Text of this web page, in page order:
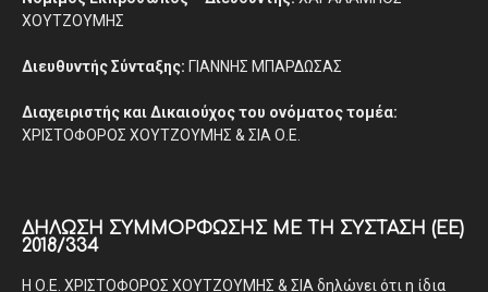
ΧΟΥΤΖΟΥΜΗΣ
Διευθυντής Σύνταξης: ΓΙΑΝΝΗΣ ΜΠΑΡΔΩΣΑΣ
Διαχειριστής και Δικαιούχος του ονόματος τομέα:
ΧΡΙΣΤΟΦΟΡΟΣ ΧΟΥΤΖΟΥΜΗΣ & ΣΙΑ Ο.Ε.
ΔΉΛΩΣΗ ΣΥΜΜΌΡΦΩΣΗΣ ΜΕ ΤΗ ΣΎΣΤΑΣΗ (ΕΕ)
2018/334
Η Ο.Ε. ΧΡΙΣΤΟΦΟΡΟΣ ΧΟΥΤΖΟΥΜΗΣ & ΣΙΑ δηλώνει ότι η ίδια